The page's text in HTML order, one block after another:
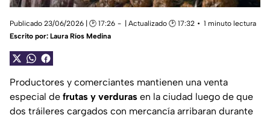
Publicado 23/06/2026 | 🕑 17:26 | Actualizado 🕑 17:32
1 minuto lectura
Escrito por: Laura Ríos Medina
Productores y comerciantes mantienen una venta
especial de frutas y verduras en la ciudad luego de que
dos tráileres cargados con mercancía arribaran durante